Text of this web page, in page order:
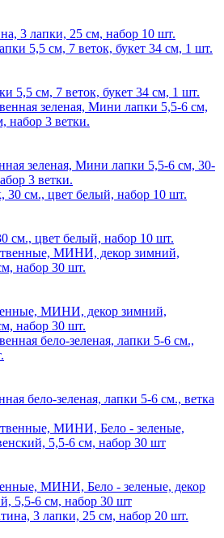
3 лапки, 25 см, набор 10 шт.
5,5 см, 7 веток, букет 34 см, 1 шт.
зеленая, Мини лапки 5,5-6 см, 30-
3 ветки.
см., цвет белый, набор 10 шт.
МИНИ, декор зимний,
набор 30 шт.
бело-зеленая, лапки 5-6 см., ветка
МИНИ, Бело - зеленые, декор
5,5-6 см, набор 30 шт